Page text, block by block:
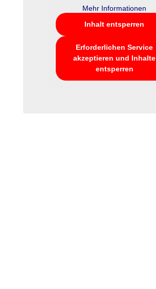
Mehr Informationen
Inhalt entsperren
Erforderlichen Service
akzeptieren und Inhalte
entsperren